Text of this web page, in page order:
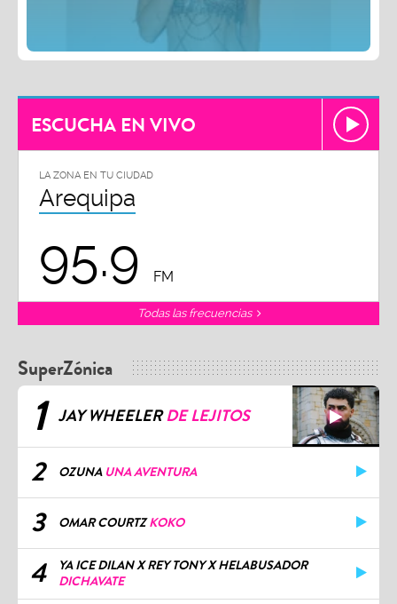
ESCUCHA EN VIVO
LA ZONA EN TU CIUDAD
Arequipa
95.9 FM
Todas las frecuencias
SuperZónica
1 JAY WHEELERDE LEJITOS
2 OZUNA UNA AVENTURA
3 OMAR COURTZKOKO
4
YA ICE DILAN X REY TONY X HELABUSADOR
DICHAVATE